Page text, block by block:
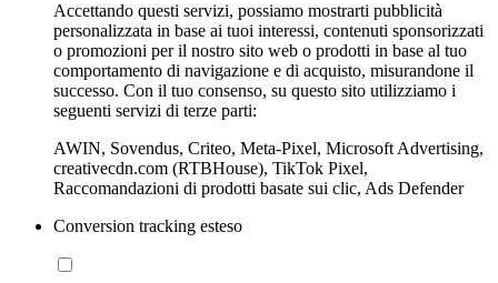
Accettando questi servizi, possiamo mostrarti pubblicità
personalizzata in base ai tuoi interessi, contenuti sponsorizzati
o promozioni per il nostro sito web o prodotti in base al tuo
comportamento di navigazione e di acquisto, misurandone il
successo. Con il tuo consenso, su questo sito utilizziamo i
seguenti servizi di terze parti:
AWIN, Sovendus, Criteo, Meta-Pixel, Microsoft Advertising,
creativecdn.com (RTBHouse), TikTok Pixel,
Raccomandazioni di prodotti basate sui clic, Ads Defender
Conversion tracking esteso